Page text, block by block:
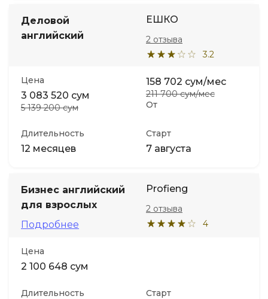
Деловой
английский
ЕШКО
3.2
2 отзыва
Цена
3 083 520 сум
5 139 200 сум От
158 702 сум/мес
211 700 сум/мес
Длительность
12 месяцев
Старт
7 августа
Бизнес английский
для взрослых
Подробнее
Profieng
4
2 отзыва
Цена
2 100 648 сум
Длительность Старт